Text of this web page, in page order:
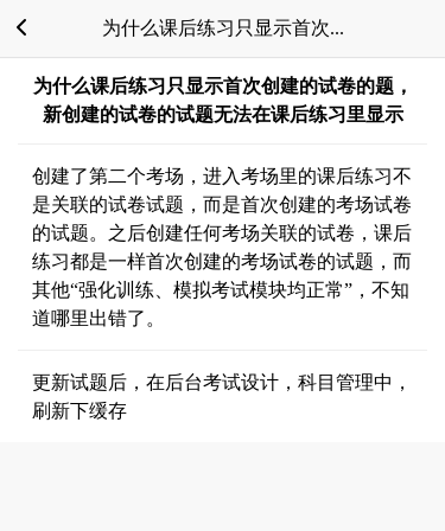
为什么课后练习只显示首次...
为什么课后练习只显示首次创建的试卷的题，
新创建的试卷的试题无法在课后练习里显示
创建了第二个考场，进入考场里的课后练习不
是关联的试卷试题，而是首次创建的考场试卷
的试题。之后创建任何考场关联的试卷，课后
练习都是一样首次创建的考场试卷的试题，而
其他“强化训练、模拟考试模块均正常”，不知
道哪里出错了。
更新试题后，在后台考试设计，科目管理中，
刷新下缓存